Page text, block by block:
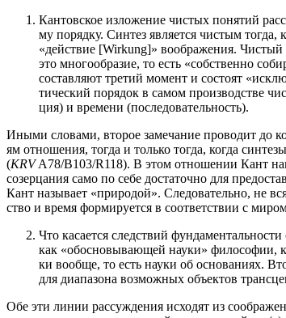
Кан­тов­ское изло­же­ние чистых поня­тий
му поряд­ку. Син­тез явля­ет­ся чистым
«дей­ствие [Wirkung]» вооб­ра­же­ния. Чистый
это мно­го­об­ра­зие, то есть «соб­ствен­но
состав­ля­ют тре­тий момент и состо­ят
ти­че­ский поря­док в самом про­из­вод­стве
ция) и вре­ме­ни (после­до­ва­тель­ность).
Ины­ми сло­ва­ми, вто­рое заме­ча­ние про­во­дит до
ям отно­ше­ния, тогда и толь­ко тогда, когда
(KRVA78/B103/R118). В этом отно­ше­нии Кант
созер­ца­ния само по себе доста­точ­но для
Кант назы­ва­ет «при­ро­дой». Сле­до­ва­тель­но, не
ство и вре­мя фор­ми­ру­ет­ся в соот­вет­ствии с
Что каса­ет­ся след­ствий
как «обос­но­вы­ва­ю­щей нау­ки» фило­со­фии,
ки вооб­ще, то есть нау­ки об осно­ва­ни­ях.
для диа­па­зо­на воз­мож­ных объ­ек­тов
Обе эти линии рас­суж­де­ния исхо­дят из